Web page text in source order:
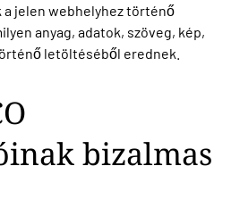
a jelen webhelyhez történő
anyag, adatok, szöveg, kép,
letöltéséből erednek.
bizalmas